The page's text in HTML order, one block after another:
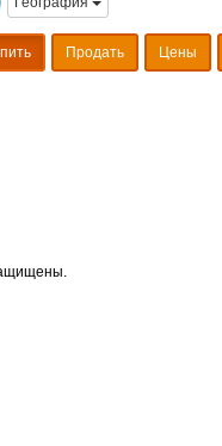
Продать Цены